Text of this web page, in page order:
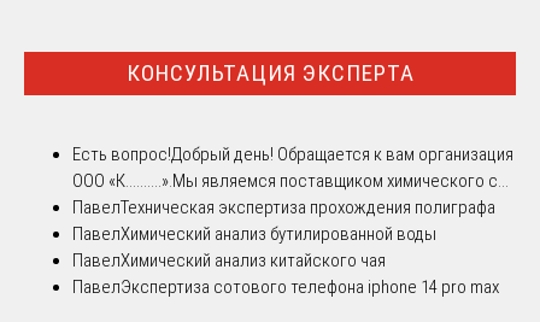
КОНСУЛЬТАЦИЯ ЭКСПЕРТА
Есть вопрос!Добрый день! Обращается к вам организация
ООО «К..........».Мы являемся поставщиком химического с...
ПавелТехническая экспертиза прохождения полиграфа
ПавелХимический анализ бутилированной воды
ПавелХимический анализ китайского чая
ПавелЭкспертиза сотового телефона iphone 14 pro max